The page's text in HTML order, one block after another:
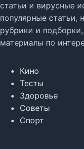
статьи и вирусные
популярные статьи,
рубрики и
материалы по
Кино
Тесты
Здоровье
Советы
Спорт